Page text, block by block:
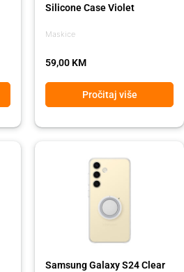
Maskice
Silicone Case Violet
59,00 KM
Pročitaj više
Samsung Galaxy S24 Clear